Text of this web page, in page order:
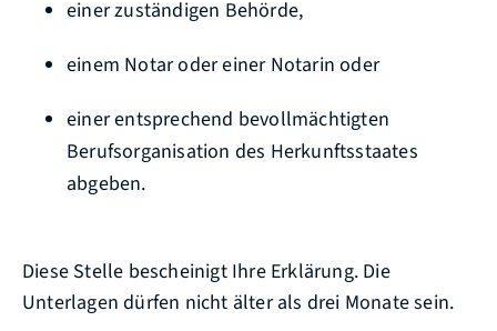
einer zuständigen Behörde,
einem Notar oder einer Notarin oder
einer entsprechend bevollmächtigten
Berufsorganisation des Herkunftsstaates
abgeben.
Diese Stelle bescheinigt Ihre Erklärung. Die
Unterlagen dürfen nicht älter als drei Monate sein.